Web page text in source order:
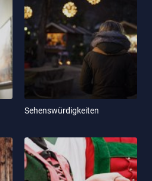
Sehenswürdigkeiten